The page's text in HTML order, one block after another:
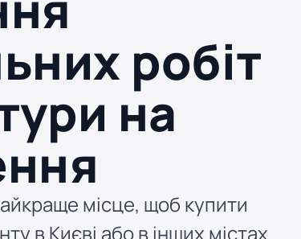
робіт
на
місце, щоб купити
в Києві або в інших містах